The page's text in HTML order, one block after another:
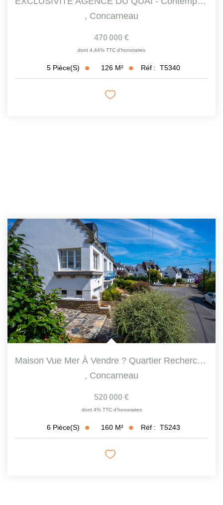
, Concarneau
470 000 €
dont 4,44% TTC d'honoraires
5 Pièce(s) 126 M² Réf : T5340
Maison Vue Mer À Vendre ? Quartier Recherché Du Rouz ?...
, Concarneau
520 000 €
dont 4% TTC d'honoraires
6 Pièce(s) 160 M² Réf : T5243